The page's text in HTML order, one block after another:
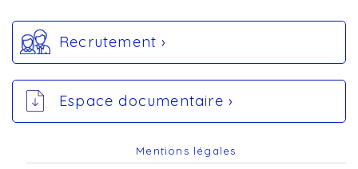
Recrutement ›
Espace documentaire ›
Mentions légales